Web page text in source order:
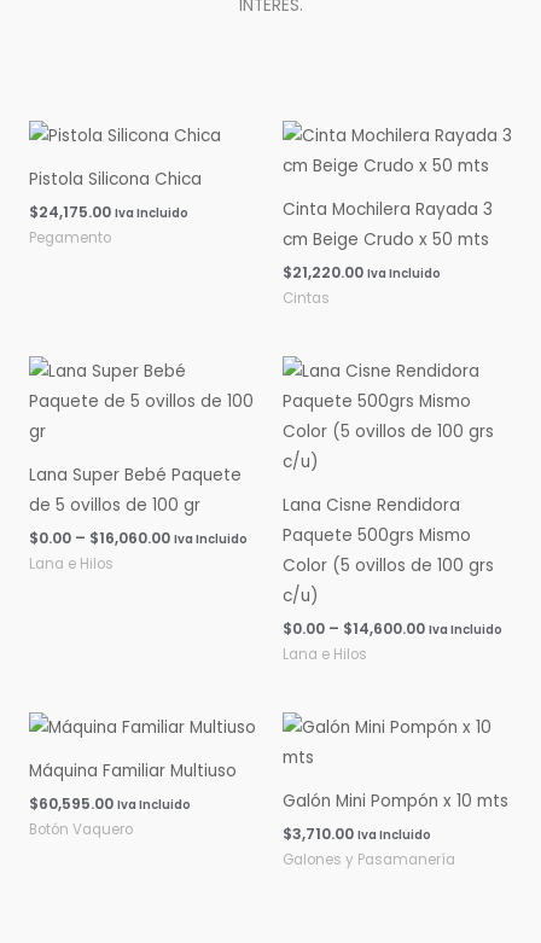
INTERES.
Pistola Silicona Chica
$24,175.00 Iva Incluido
Pegamento
Cinta Mochilera Rayada 3
cm Beige Crudo x 50 mts
$21,220.00 Iva Incluido
Cintas
Lana Super Bebé Paquete
de 5 ovillos de 100 gr
$0.00 – $16,060.00
Rango
de
precios:
$16,060.00
Iva Incluido
Lana e Hilos
Lana Cisne Rendidora
Paquete 500grs Mismo
Color (5 ovillos de 100 grs
c/u)
$0.00 – $14,600.00
Rango
de
precios:
desde
$0.00
Iva Incluido
Lana e Hilos
Máquina Familiar Multiuso
$60,595.00 Iva Incluido
Botón Vaquero
Galón Mini Pompón x 10 mts
$3,710.00 Iva Incluido
Galones y Pasamanería